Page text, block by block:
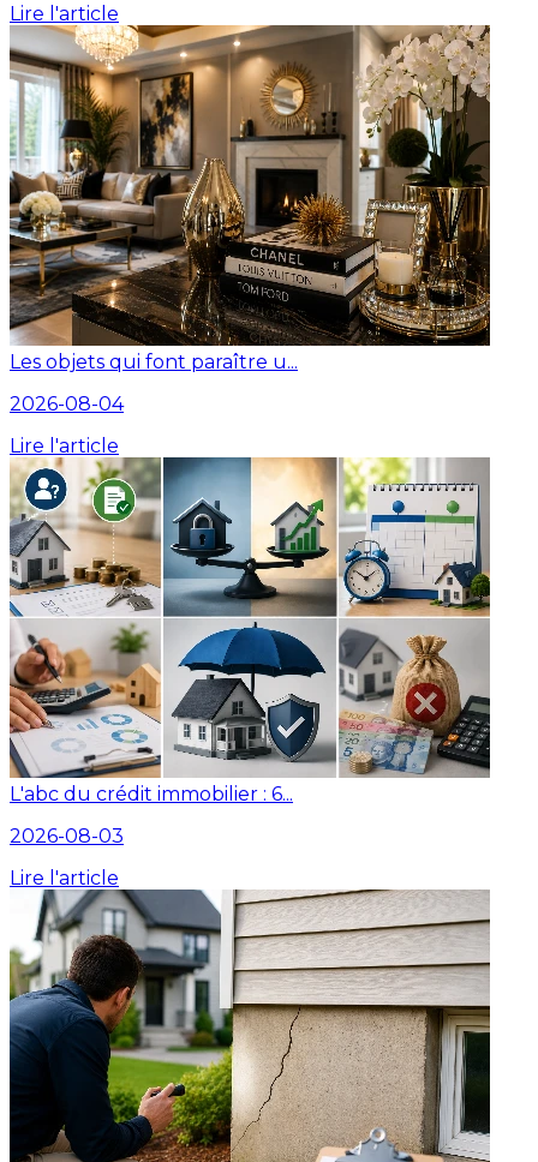
Lire l'article
Les objets qui font paraître u...
2026-08-04
Lire l'article
L'abc du crédit immobilier : 6...
2026-08-03
Lire l'article